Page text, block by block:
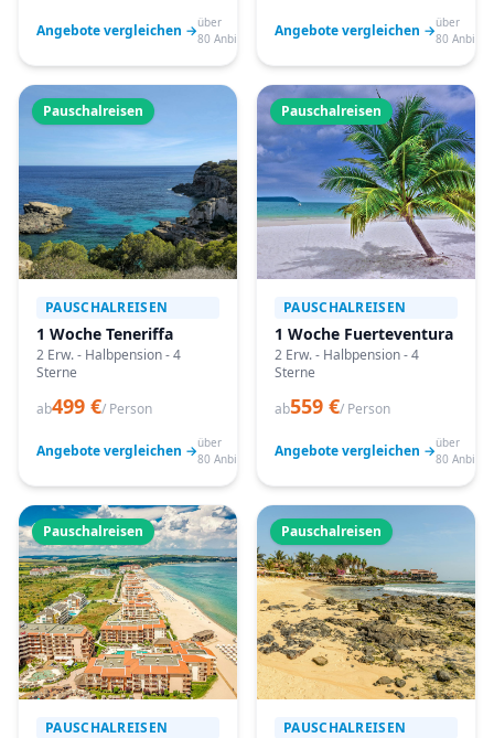
Angebote vergleichen →über
80 Anbieter
Angebote vergleichen →über
80
Pauschalreisen
PAUSCHALREISEN
1 Woche Teneriffa
2 Erw. - Halbpension - 4
Sterne
ab499 €/ Person
Angebote vergleichen →über
80 Anbieter
Pauschalreisen
PAUSCHALREISEN
1 Woche Fuerteventura
2 Erw. - Halbpension - 4
Sterne
ab559 €/ Person
Angebote vergleichen →über
80
Pauschalreisen
PAUSCHALREISEN
Pauschalreisen
PAUSCHALREISEN